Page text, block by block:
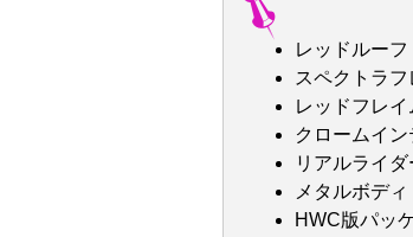
レッドルーフ
スペクトラ
レッドフレ
クロームイン
リアルライダ
メタルボデ
HWC版パッ